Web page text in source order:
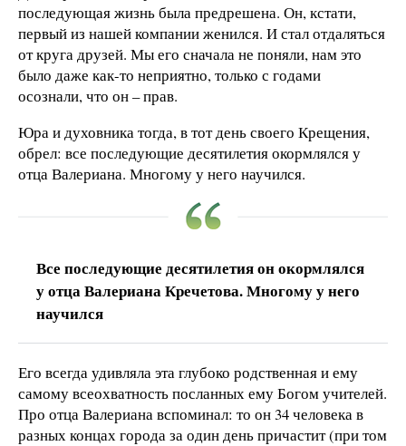
последующая жизнь была предрешена. Он, кстати,
первый из нашей компании женился. И стал отдаляться
от круга друзей. Мы его сначала не поняли, нам это
было даже как-то неприятно, только с годами
осознали, что он – прав.
Юра и духовника тогда, в тот день своего Крещения,
обрел: все последующие десятилетия окормлялся у
отца Валериана. Многому у него научился.
Все последующие десятилетия он окормлялся
у отца Валериана Кречетова. Многому у него
научился
Его всегда удивляла эта глубоко родственная и ему
самому всеохватность посланных ему Богом учителей.
Про отца Валериана вспоминал: то он 34 человека в
разных концах города за один день причастит (при том